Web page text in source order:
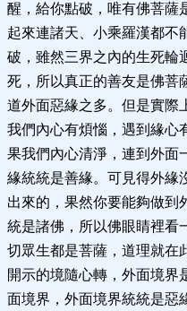
醒，給你點破，唯有佛菩薩
起來連諸天、小乘羅漢都不
破，雖然三界之內的生死輪
死，所以真正的善友是佛菩
道外面惡緣之多。但是實際
我們內心有煩惱，遇到緣心
果我們內心清淨，連到外面
緣統統是善緣。可見得外緣
出來的，果然你要能夠做到
統是諸佛，所以佛眼睛裡看
切眾生都是菩薩，道理就在
開示的境隨心轉，外面境界
面境界，外面境界統統是惡